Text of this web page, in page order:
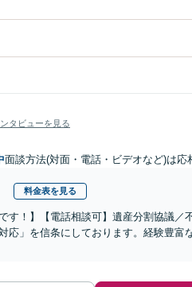
タビューを見る
面談方法(対面・電話・ビデオなど)は応
料金表を見る
す！】【電話相談可】遺産分割協議／
応」を信条にしております。経験豊